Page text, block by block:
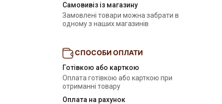
Самовивіз із магазину
Замовлені товари можна забрати в
одному з наших магазинів
СПОСОБИ ОПЛАТИ
Готівкою або карткою
Оплата готівкою або карткою при
отриманні товару
Оплата на рахунок